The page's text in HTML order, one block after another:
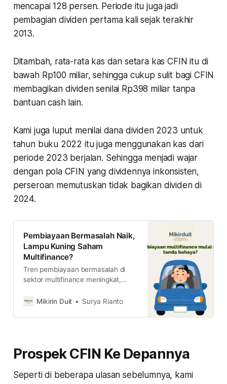
mencapai 128 persen. Periode itu juga jadi
pembagian dividen pertama kali sejak terakhir
2013.
Ditambah, rata-rata kas dan setara kas CFIN itu di
bawah Rp100 miliar, sehingga cukup sulit bagi CFIN
membagikan dividen senilai Rp398 miliar tanpa
bantuan cash lain.
Kami juga luput menilai dana dividen 2023 untuk
tahun buku 2022 itu juga menggunakan kas dari
periode 2023 berjalan. Sehingga menjadi wajar
dengan pola CFIN yang dividennya inkonsisten,
perseroan memutuskan tidak bagikan dividen di
2024.
Pembiayaan Bermasalah Naik,
Lampu Kuning Saham
Multifinance?
Tren pembiayaan bermasalah di
sektor multifinance meningkat,
untuk ngejar harga saham sektor
Mikirin Duit Surya Rianto
Prospek CFIN Ke Depannya
Seperti di beberapa ulasan sebelumnya, kami